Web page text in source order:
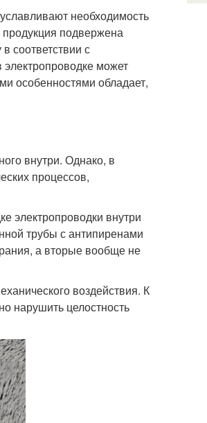
необходимость
продукция подвержена
соответствии с
может
особенностями обладает,
внутри. Однако, в
процессов,
электропроводки внутри
трубы с антипиренами
а вторые вообще не
воздействия. К
нарушить целостность